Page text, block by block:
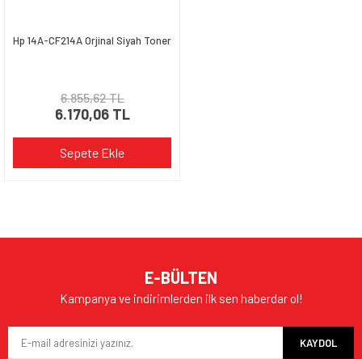
Hp 14A-CF214A Orjinal Siyah Toner
6.855,62 TL
6.170,06 TL
Sepete Ekle
E-BÜLTEN
Kampanya ve indirimlerden ilk sen haberdar ol!
KAYDOL